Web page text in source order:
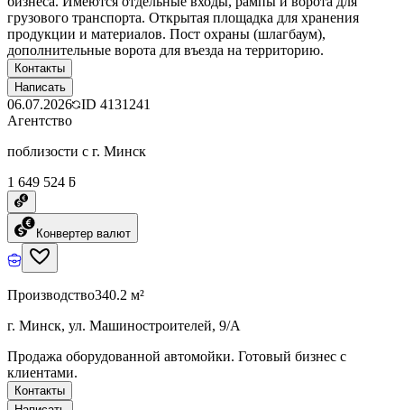
грузового транспорта. Открытая площадка для хранения
продукции и материалов. Пост охраны (шлагбаум),
дополнительные ворота для въезда на территорию.
Контакты
Написать
06.07.2026 ID 4131241
Агентство
поблизости с г. Минск
1 649 524 ƃ
Конвертер валют
Производство340.2 м²
г. Минск, ул. Машиностроителей, 9/А
Продажа оборудованной автомойки. Готовый бизнес с
клиентами.
Контакты